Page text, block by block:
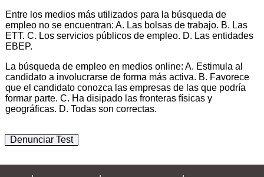
Entre los medios más utilizados para la búsqueda de
empleo no se encuentran: A. Las bolsas de trabajo. B. Las
ETT. C. Los servicios públicos de empleo. D. Las entidades
EBEP.
La búsqueda de empleo en medios online: A. Estimula al
candidato a involucrarse de forma más activa. B. Favorece
que el candidato conozca las empresas de las que podría
formar parte. C. Ha disipado las fronteras físicas y
geográficas. D. Todas son correctas.
Denunciar Test